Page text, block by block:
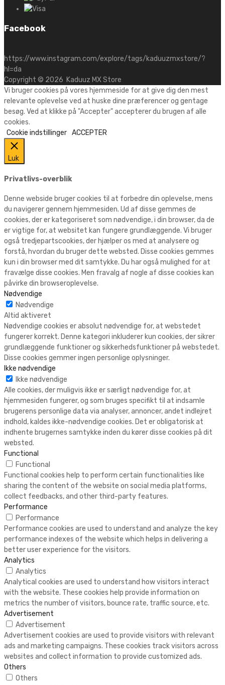
Facebook
https://www.instagram.com/explore/tags/kaduuzmxstore/?
hl=da
Copyright © 2026 Kaduuz MX Store
Vi bruger cookies på vores hjemmeside for at give dig den mest
relevante oplevelse ved at huske dine præferencer og gentage
besøg. Ved at klikke på "Accepter" accepterer du brugen af alle
cookies.
Cookie indstillinger ACCEPTER
Luk
Privatlivs-overblik
Denne webside bruger cookies til at forbedre din oplevelse, mens
du navigerer gennem hjemmesiden. Ud af disse gemmes de
cookies, der er kategoriseret som nødvendige, i din browser, da de
er vigtige for, at websitet kan fungere grundlæggende. Vi bruger
også tredjepartscookies, der hjælper os med at analysere og
forstå, hvordan du bruger dette websted. Disse cookies gemmes
kun i din browser med dit samtykke. Du har også mulighed for at
fravælge disse cookies. Men fravalg af nogle af disse cookies kan
påvirke din browseroplevelse.
Nødvendige
Nødvendige
Altid aktiveret
Nødvendige cookies er absolut nødvendige for, at webstedet
fungerer korrekt. Denne kategori inkluderer kun cookies, der sikrer
grundlæggende funktioner og sikkerhedsfunktioner på webstedet.
Disse cookies gemmer ingen personlige oplysninger.
Ikke nødvendige
Ikke nødvendige
Alle cookies, der muligvis ikke er særligt nødvendige for, at
hjemmesiden fungerer, og som bruges specifikt til at indsamle
brugerens personlige data via analyser, annoncer, andet indlejret
indhold, kaldes ikke-nødvendige cookies. Det er obligatorisk at
indhente brugernes samtykke inden du kører disse cookies på dit
websted.
Functional
Functional
Functional cookies help to perform certain functionalities like
sharing the content of the website on social media platforms,
collect feedbacks, and other third-party features.
Performance
Performance
Performance cookies are used to understand and analyze the key
performance indexes of the website which helps in delivering a
better user experience for the visitors.
Analytics
Analytics
Analytical cookies are used to understand how visitors interact
with the website. These cookies help provide information on
metrics the number of visitors, bounce rate, traffic source, etc.
Advertisement
Advertisement
Advertisement cookies are used to provide visitors with relevant
ads and marketing campaigns. These cookies track visitors across
websites and collect information to provide customized ads.
Others
Others